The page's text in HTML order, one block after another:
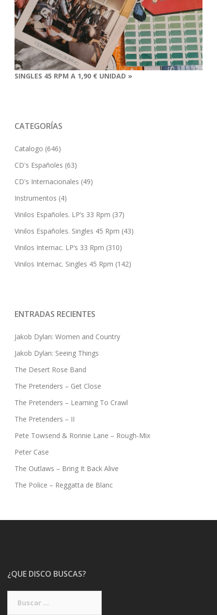
SINGLES 45 RPM A 1,90 € UNIDAD »
CATEGORÍAS
Catalogo (646)
CD's Españoles (63)
CD's Internacionales (49)
Instrumentos (4)
Vinilos Españoles. LP’s 33 Rpm (37)
Vinilos Españoles. Singles 45 Rpm (43)
Vinilos Internac. LP’s 33 Rpm (310)
Vinilos Internac. Singles 45 Rpm (142)
ENTRADAS RECIENTES
Jakob Dylan: Women and Country
Jakob Dylan: Seeing Things
The Desert Rose Band
The Pretenders – Get Close
The Pretenders – Learning To Crawl
The Pretenders – II
Pete Towsend & Ronnie Lane – Rough-Mix
Peter Case
The Outlaws – Bring It Back Alive
The Police – Reggatta de Blanc
¿QUE DISCO BUSCAS?